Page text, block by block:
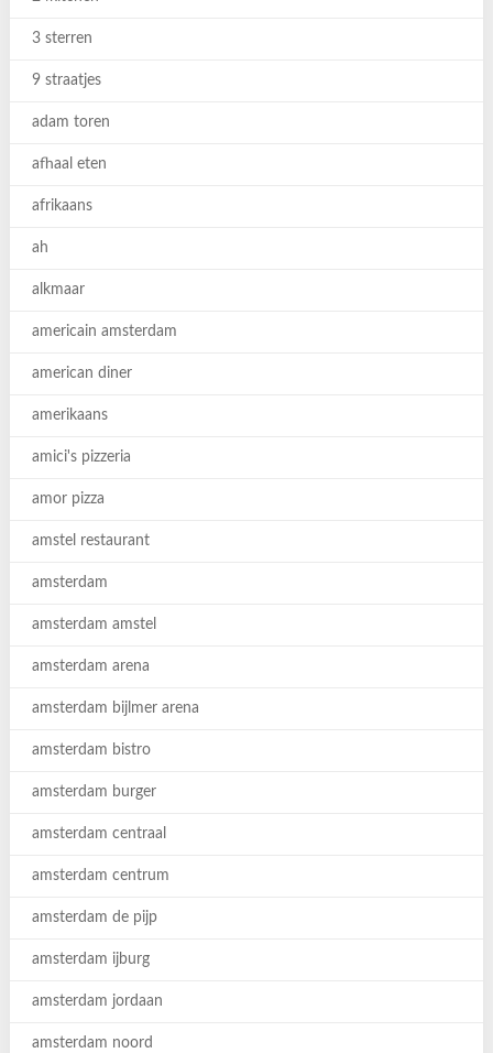
3 sterren
9 straatjes
adam toren
afhaal eten
afrikaans
ah
alkmaar
americain amsterdam
american diner
amerikaans
amici's pizzeria
amor pizza
amstel restaurant
amsterdam
amsterdam amstel
amsterdam arena
amsterdam bijlmer arena
amsterdam bistro
amsterdam burger
amsterdam centraal
amsterdam centrum
amsterdam de pijp
amsterdam ijburg
amsterdam jordaan
amsterdam noord